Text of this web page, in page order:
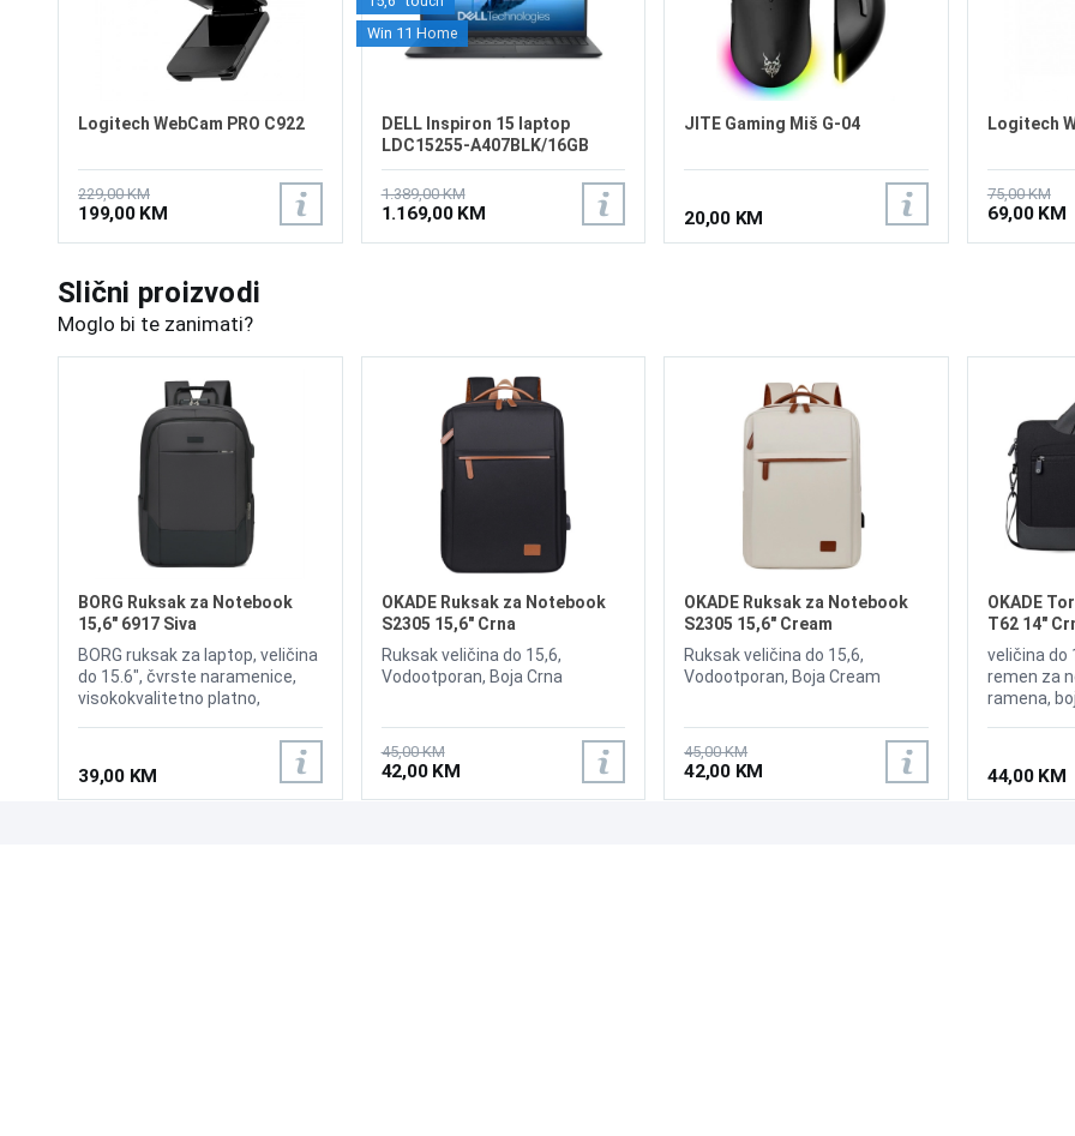
Logitech WebCam PRO C922
229,00 KM
199,00 KM
Win 11 Home
DELL Inspiron 15 laptop
LDC15255-A407BLK/16GB
1.389,00 KM
1.169,00 KM
JITE Gaming Miš G-04
20,00 KM
Logitech
75,00 KM
69,00 KM
Slični proizvodi
Moglo bi te zanimati?
BORG Ruksak za Notebook
15,6" 6917 Siva
BORG ruksak za laptop, veličina
do 15.6", čvrste naramenice,
visokokvalitetno platno,
vodootporan, boja siva, USB
39,00 KM
OKADE Ruksak za Notebook
S2305 15,6" Crna
Ruksak veličina do 15,6,
Vodootporan, Boja Crna
45,00 KM
42,00 KM
OKADE Ruksak za Notebook
S2305 15,6" Cream
Ruksak veličina do 15,6,
Vodootporan, Boja Cream
45,00 KM
42,00 KM
OKADE
T62 14"
veličina do
remen za
ramena,
44,00 KM